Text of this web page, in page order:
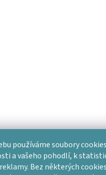
používáme soubory
a vašeho pohodlí, k
Bez některých